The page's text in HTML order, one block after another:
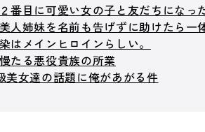
番目に可愛い女の子と友だちになっ
人姉妹を名前も告げずに助けたら一
はメインヒロインらしい。
たる悪役貴族の所業
美女達の話題に俺があがる件